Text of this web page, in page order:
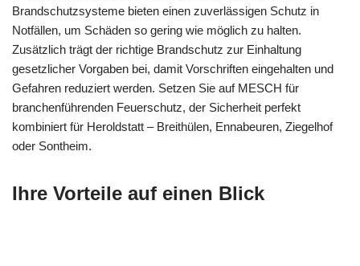
Brandschutzsysteme bieten einen zuverlässigen Schutz in
Notfällen, um Schäden so gering wie möglich zu halten.
Zusätzlich trägt der richtige Brandschutz zur Einhaltung
gesetzlicher Vorgaben bei, damit Vorschriften eingehalten und
Gefahren reduziert werden. Setzen Sie auf MESCH für
branchenführenden Feuerschutz, der Sicherheit perfekt
kombiniert für Heroldstatt – Breithülen, Ennabeuren, Ziegelhof
oder Sontheim.
Ihre Vorteile auf einen Blick